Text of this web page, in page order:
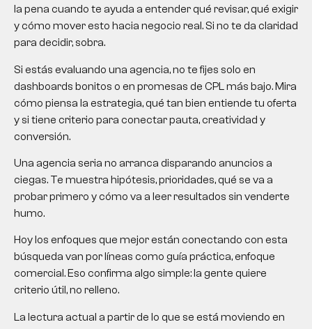
la pena cuando te ayuda a entender qué revisar, qué exigir
y cómo mover esto hacia negocio real. Si no te da claridad
para decidir, sobra.
Si estás evaluando una agencia, no te fijes solo en
dashboards bonitos o en promesas de CPL más bajo. Mira
cómo piensa la estrategia, qué tan bien entiende tu oferta
y si tiene criterio para conectar pauta, creatividad y
conversión.
Una agencia seria no arranca disparando anuncios a
ciegas. Te muestra hipótesis, prioridades, qué se va a
probar primero y cómo va a leer resultados sin venderte
humo.
Hoy los enfoques que mejor están conectando con esta
búsqueda van por líneas como guía práctica, enfoque
comercial. Eso confirma algo simple: la gente quiere
criterio útil, no relleno.
La lectura actual a partir de lo que se está moviendo en